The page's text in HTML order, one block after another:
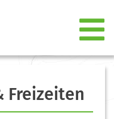
Freizeiten